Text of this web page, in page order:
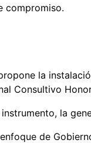
compromiso.
la
Consultivo
la
de